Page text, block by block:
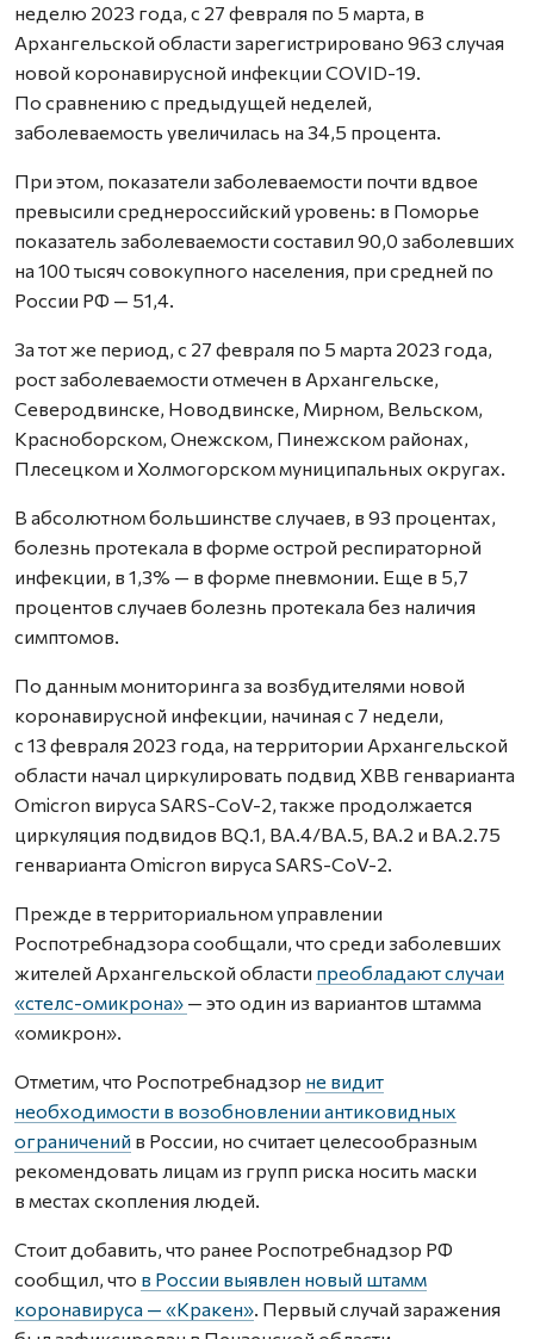
неделю 2023 года, с 27 февраля по 5 марта, в
Архангельской области зарегистрировано 963 случая
новой коронавирусной инфекции COVID-19.
По сравнению с предыдущей неделей,
заболеваемость увеличилась на 34,5 процента.
При этом, показатели заболеваемости почти вдвое
превысили среднероссийский уровень: в Поморье
показатель заболеваемости составил 90,0 заболевших
на 100 тысяч совокупного населения, при средней по
России РФ — 51,4.
За тот же период, с 27 февраля по 5 марта 2023 года,
рост заболеваемости отмечен в Архангельске,
Северодвинске, Новодвинске, Мирном, Вельском,
Красноборском, Онежском, Пинежском районах,
Плесецком и Холмогорском муниципальных округах.
В абсолютном большинстве случаев, в 93 процентах,
болезнь протекала в форме острой респираторной
инфекции, в 1,3% — в форме пневмонии. Еще в 5,7
процентов случаев болезнь протекала без наличия
симптомов.
По данным мониторинга за возбудителями новой
коронавирусной инфекции, начиная с 7 недели,
с 13 февраля 2023 года, на территории Архангельской
области начал циркулировать подвид XBB генварианта
Omicron вируса SARS-CoV-2, также продолжается
циркуляция подвидов BQ.1, BА.4/BA.5, BA.2 и BА.2.75
генварианта Omicron вируса SARS-CoV-2.
Прежде в территориальном управлении
Роспотребнадзора сообщали, что среди заболевших
жителей Архангельской области преобладают случаи
«стелс-омикрона» — это один из вариантов штамма
«омикрон».
Отметим, что Роспотребнадзор не видит
необходимости в возобновлении антиковидных
ограничений в России, но считает целесообразным
рекомендовать лицам из групп риска носить маски
в местах скопления людей.
Стоит добавить, что ранее Роспотребнадзор РФ
сообщил, что в России выявлен новый штамм
коронавируса — «Кракен». Первый случай заражения